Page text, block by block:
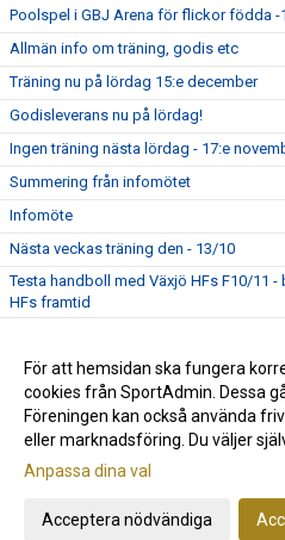
Poolspel i GBJ Arena för flickor födda -
Allmän info om träning, godis etc
Träning nu på lördag 15:e december
Godisleverans nu på lördag!
Ingen träning nästa lördag - 17:e
Summering från infomötet
Infomöte
Nästa veckas träning den - 13/10
Testa handboll med Växjö HFs F10/11 -
HFs framtid
Föräldramöte
Nu startar vi upp säsongen 2018-2019
Gå till
För att hemsidan ska fungera
cookies från SportAdmin. Dessa
Föreningen kan också använda
eller marknadsföring. Du väljer
Anpassa dina val
Acceptera nödvändiga